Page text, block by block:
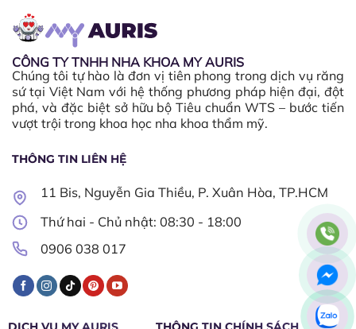
CÔNG TY TNHH NHA KHOA MY AURIS
Chúng tôi tự hào là đơn vị tiên phong trong dịch vụ răng
sứ tại Việt Nam với hệ thống phương pháp hiện đại, đột
phá, và đặc biệt sở hữu bộ Tiêu chuẩn WTS – bước tiến
vượt trội trong khoa học nha khoa thẩm mỹ.
THÔNG TIN LIÊN HỆ
11 Bis, Nguyễn Gia Thiều, P. Xuân Hòa, TP.HCM
Thứ hai - Chủ nhật: 08:30 - 18:00​
0906 038 017